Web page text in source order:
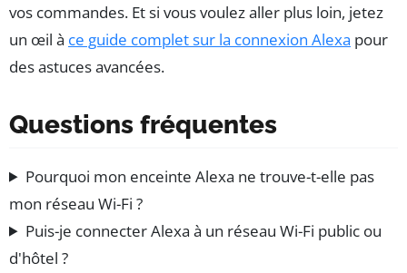
vos commandes. Et si vous voulez aller plus loin, jetez
un œil à ce guide complet sur la connexion Alexa pour
des astuces avancées.
Questions fréquentes
Pourquoi mon enceinte Alexa ne trouve-t-elle pas
mon réseau Wi-Fi ?
Puis-je connecter Alexa à un réseau Wi-Fi public ou
d'hôtel ?